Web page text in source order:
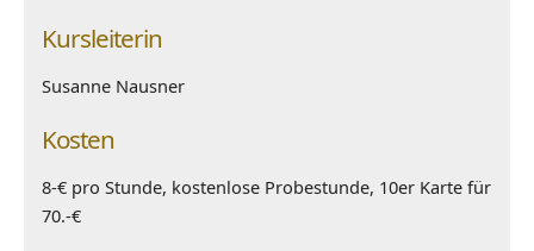
Kursleiterin
Susanne Nausner
Kosten
8-€ pro Stunde, kostenlose Probestunde, 10er Karte für
70.-€